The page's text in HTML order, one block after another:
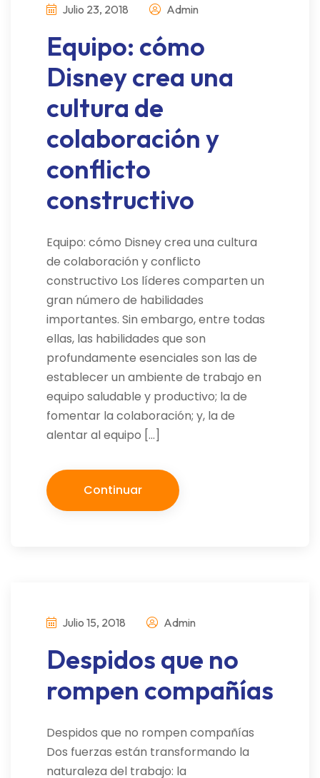
Julio 23, 2018 Admin
Equipo: cómo
Disney crea una
cultura de
colaboración y
conflicto
constructivo
Equipo: cómo Disney crea una cultura
de colaboración y conflicto
constructivo Los líderes comparten un
gran número de habilidades
importantes. Sin embargo, entre todas
ellas, las habilidades que son
profundamente esenciales son las de
establecer un ambiente de trabajo en
equipo saludable y productivo; la de
fomentar la colaboración; y, la de
alentar al equipo […]
Continuar
Julio 15, 2018 Admin
Despidos que no
rompen compañías
Despidos que no rompen compañías
Dos fuerzas están transformando la
naturaleza del trabajo: la